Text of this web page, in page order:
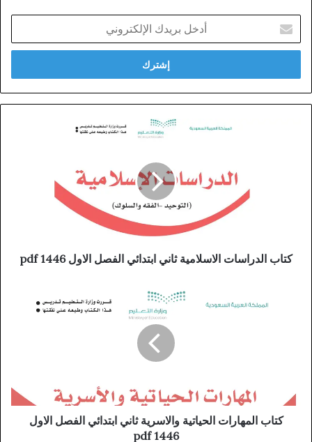
بريدك
الإلكتروني
كتاب الدراسات الاسلامية ثاني ابتدائي الفصل الاول 1446 pdf
كتاب المهارات الحياتية والاسرية ثاني ابتدائي الفصل الاول
1446 pdf